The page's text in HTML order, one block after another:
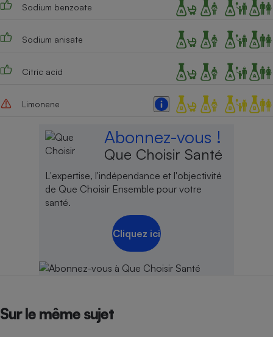
Sodium benzoate
Sodium anisate
Citric acid
Limonene
Abonnez-vous !
Que Choisir Santé
L'expertise, l'indépendance et l'objectivité
de Que Choisir Ensemble pour votre
santé.
Cliquez ici
Sur le même sujet